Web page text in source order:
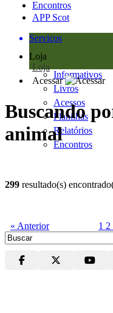
Encontros
APP Scot
Serviços
Loja
Loja
Informativos
Livros
Acessos
Planilhas
Relatórios
Encontros
Acessar
Buscando
animal
299 resultado(s)
« Anterior 1 2